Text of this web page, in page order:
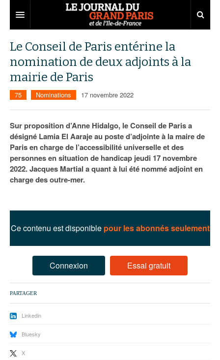
Territoires
Aménagement
Collectivités
Services urbains
Entreprises
Développement économique
Attractivité
Innovation
Transport
Départements
77
78
91
Nominations
Portraits
Agenda
Les Assises du Grand Paris
Éditions précédentes
Le podcast
Ecouter les épisodes
Le Conseil de Paris entérine la
nomination de deux adjoints à la
mairie de Paris
75 Nominations 17 novembre 2022
Sur proposition d’Anne Hidalgo, le Conseil de Paris a
désigné Lamia El Aaraje au poste d’adjointe à la maire de
Paris en charge de l’accessibilité universelle et des
personnes en situation de handicap jeudi 17 novembre
2022. Jacques Martial a quant à lui été nommé adjoint en
charge des outre-mer.
Ce contenu est disponible pour les abonnés seulement
Connexion Essai gratuit
PARTAGER
Linkedin
Bluesky
X